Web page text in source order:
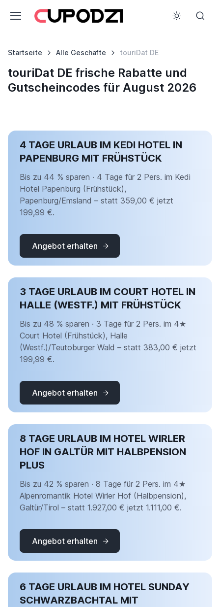
Startseite Alle Geschäfte touriDat DE
touriDat DE frische Rabatte und
Gutscheincodes für August 2026
4 TAGE URLAUB IM KEDI HOTEL IN
PAPENBURG MIT FRÜHSTÜCK
Bis zu 44 % sparen · 4 Tage für 2 Pers. im Kedi
Hotel Papenburg (Frühstück),
Papenburg/Emsland – statt 359,00 € jetzt
199,99 €.
Angebot erhalten
3 TAGE URLAUB IM COURT HOTEL IN
HALLE (WESTF.) MIT FRÜHSTÜCK
Bis zu 48 % sparen · 3 Tage für 2 Pers. im 4★
Court Hotel (Frühstück), Halle
(Westf.)/Teutoburger Wald – statt 383,00 € jetzt
199,99 €.
Angebot erhalten
8 TAGE URLAUB IM HOTEL WIRLER
HOF IN GALTÜR MIT HALBPENSION
PLUS
Bis zu 42 % sparen · 8 Tage für 2 Pers. im 4★
Alpenromantik Hotel Wirler Hof (Halbpension),
Galtür/Tirol – statt 1.927,00 € jetzt 1.111,00 €.
Angebot erhalten
6 TAGE URLAUB IM HOTEL SUNDAY
SCHWARZBACHTAL MIT